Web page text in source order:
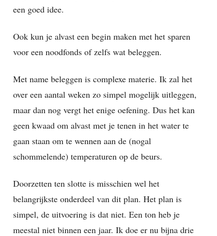
een goed idee.
Ook kun je alvast een begin maken met het sparen
voor een noodfonds of zelfs wat beleggen.
Met name beleggen is complexe materie. Ik zal het
over een aantal weken zo simpel mogelijk uitleggen,
maar dan nog vergt het enige oefening. Dus het kan
geen kwaad om alvast met je tenen in het water te
gaan staan om te wennen aan de (nogal
schommelende) temperaturen op de beurs.
Doorzetten ten slotte is misschien wel het
belangrijkste onderdeel van dit plan. Het plan is
simpel, de uitvoering is dat niet. Een ton heb je
meestal niet binnen een jaar. Ik doe er nu bijna drie